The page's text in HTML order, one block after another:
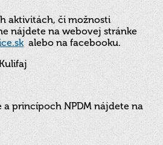
aktivitách, či možnosti
nájdete na webovej stránke
alebo na facebooku.
a princípoch NPDM nájdete na